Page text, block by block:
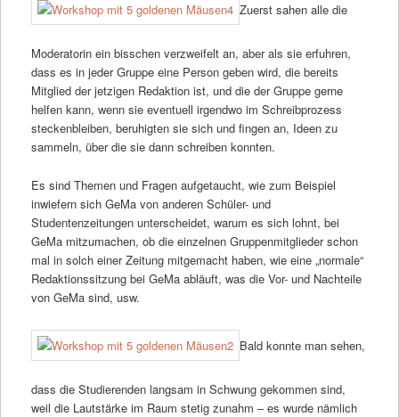
Zuerst sahen alle die
Moderatorin ein bisschen verzweifelt an, aber als sie erfuhren,
dass es in jeder Gruppe eine Person geben wird, die bereits
Mitglied der jetzigen Redaktion ist, und die der Gruppe gerne
helfen kann, wenn sie eventuell irgendwo im Schreibprozess
steckenbleiben, beruhigten sie sich und fingen an, Ideen zu
sammeln, über die sie dann schreiben konnten.
Es sind Themen und Fragen aufgetaucht, wie zum Beispiel
inwiefern sich GeMa von anderen Schüler- und
Studentenzeitungen unterscheidet, warum es sich lohnt, bei
GeMa mitzumachen, ob die einzelnen Gruppenmitglieder schon
mal in solch einer Zeitung mitgemacht haben, wie eine „normale“
Redaktionssitzung bei GeMa abläuft, was die Vor- und Nachteile
von GeMa sind, usw.
Bald konnte man sehen,
dass die Studierenden langsam in Schwung gekommen sind,
weil die Lautstärke im Raum stetig zunahm – es wurde nämlich